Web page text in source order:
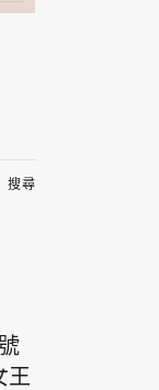
王